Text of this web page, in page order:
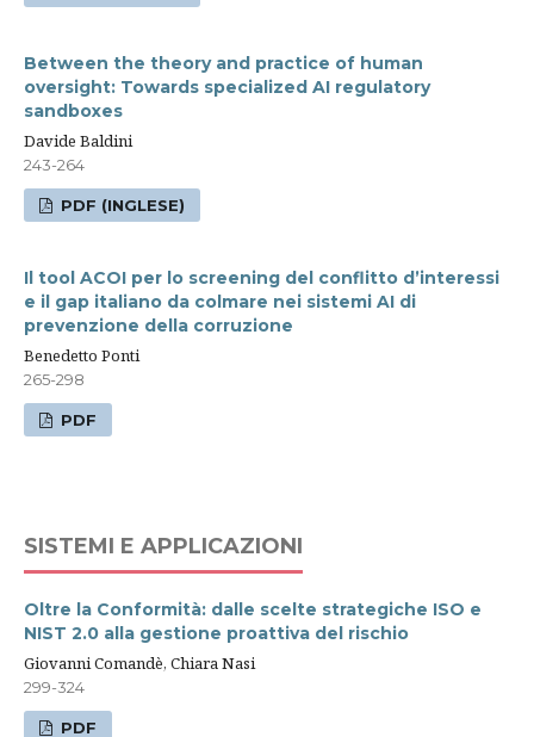
Between the theory and practice of human
oversight: Towards specialized AI regulatory
sandboxes
Davide Baldini
243-264
PDF (INGLESE)
Il tool ACOI per lo screening del conflitto d’interessi
e il gap italiano da colmare nei sistemi AI di
prevenzione della corruzione
Benedetto Ponti
265-298
PDF
SISTEMI E APPLICAZIONI
Oltre la Conformità: dalle scelte strategiche ISO e
NIST 2.0 alla gestione proattiva del rischio
Giovanni Comandè, Chiara Nasi
299-324
PDF